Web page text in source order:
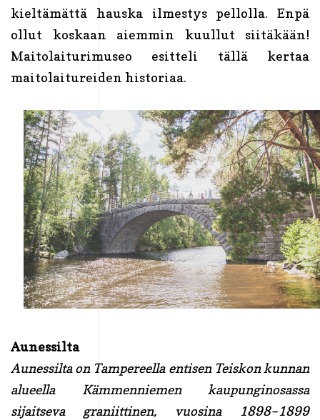
kieltämättä hauska ilmestys pellolla. Enpä
ollut koskaan aiemmin kuullut siitäkään!
Maitolaiturimuseo esitteli tällä kertaa
maitolaitureiden historiaa.
Aunessilta
Aunessilta on Tampereella entisen Teiskon kunnan
alueella Kämmenniemen kaupunginosassa
sijaitseva graniittinen, vuosina 1898–1899